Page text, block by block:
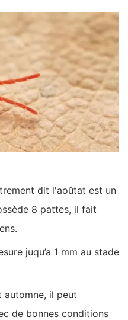
dit l'aoûtat est un
8 pattes, il fait
juqu’a 1 mm au stade
automne, il peut
de bonnes conditions